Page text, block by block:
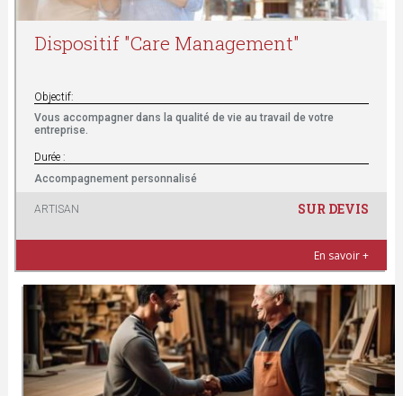
Dispositif "Care Management"
Objectif:
Vous accompagner dans la qualité de vie au travail de votre
entreprise.
Durée :
Accompagnement personnalisé
ARTISAN SUR DEVIS
En savoir +